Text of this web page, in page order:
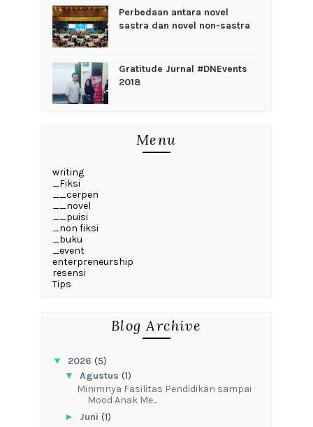
Perbedaan antara novel
sastra dan novel non-sastra
Gratitude Jurnal #DNEvents
2018
Menu
writing
_Fiksi
__cerpen
__novel
__puisi
_non fiksi
_buku
_event
enterpreneurship
resensi
Tips
Blog Archive
▼ 2026 (5)
▼ Agustus (1)
‎Minimnya Fasilitas Pendidikan sampai
Mood Anak Me...
► Juni (1)